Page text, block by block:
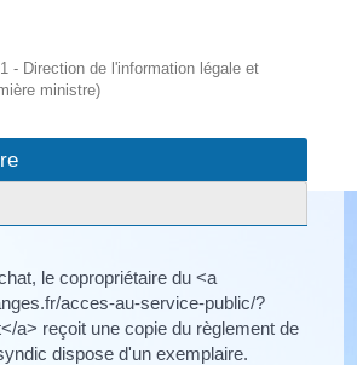
- Direction de l'information légale et
ministre)
le copropriétaire du <a
acces-au-service-public/?
a> reçoit une copie du règlement de
dispose d'un exemplaire.